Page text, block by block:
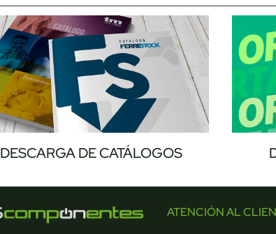
DESCARGA DE CATÁLOGOS
ATENCIÓN AL